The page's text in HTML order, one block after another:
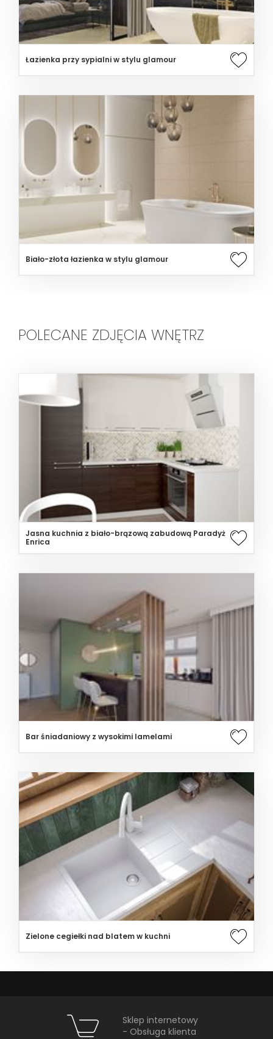
Łazienka przy sypialni w stylu glamour
Biało-złota łazienka w stylu glamour
POLECANE ZDJĘCIA WNĘTRZ
Jasna kuchnia z biało-brązową zabudową Paradyż
Enrica
Bar śniadaniowy z wysokimi lamelami
Zielone cegiełki nad blatem w kuchni
Sklep internetowy
- Obsługa klienta